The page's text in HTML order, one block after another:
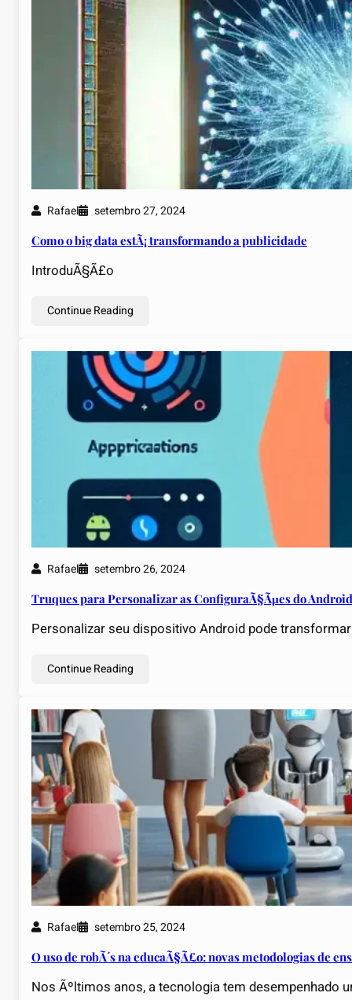
Rafael setembro 27, 2024
Como o big data estÃ¡ transformando a publicidade
IntroduÃ§Ã£o
Continue Reading
Rafael setembro 26, 2024
Truques para Personalizar as ConfiguraÃ§Ãµes do Android
Personalizar seu dispositivo Android pode
Continue Reading
Rafael setembro 25, 2024
O uso de robÃ´s na educaÃ§Ã£o: novas metodologias de
Nos Ãºltimos anos, a tecnologia tem desempenhado